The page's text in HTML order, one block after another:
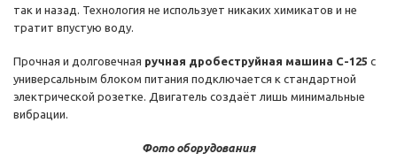
так и назад. Технология не использует никаких химикатов и не
тратит впустую воду.
Прочная и долговечная ручная дробеструйная машина C-125 с
универсальным блоком питания подключается к стандартной
электрической розетке. Двигатель создаёт лишь минимальные
вибрации.
Фото оборудования